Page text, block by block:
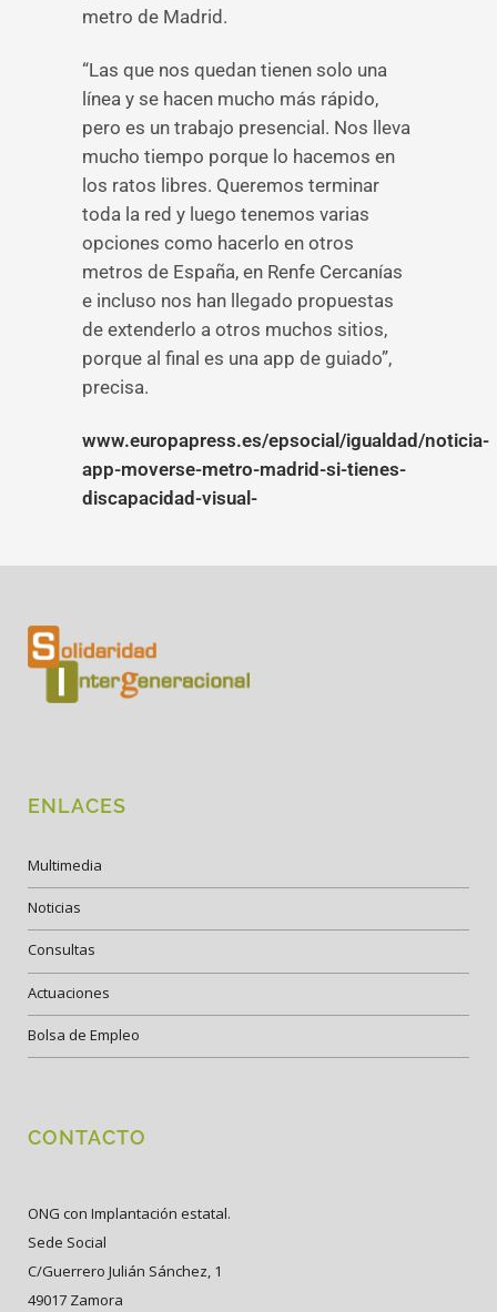
metro de Madrid.
“Las que nos quedan tienen solo una
línea y se hacen mucho más rápido,
pero es un trabajo presencial. Nos lleva
mucho tiempo porque lo hacemos en
los ratos libres. Queremos terminar
toda la red y luego tenemos varias
opciones como hacerlo en otros
metros de España, en Renfe Cercanías
e incluso nos han llegado propuestas
de extenderlo a otros muchos sitios,
porque al final es una app de guiado”,
precisa.
www.europapress.es/epsocial/igualdad/noticia-
app-moverse-metro-madrid-si-tienes-
discapacidad-visual-
ENLACES
Multimedia
Noticias
Consultas
Actuaciones
Bolsa de Empleo
CONTACTO
ONG con Implantación estatal.
Sede Social
C/Guerrero Julián Sánchez, 1
49017 Zamora